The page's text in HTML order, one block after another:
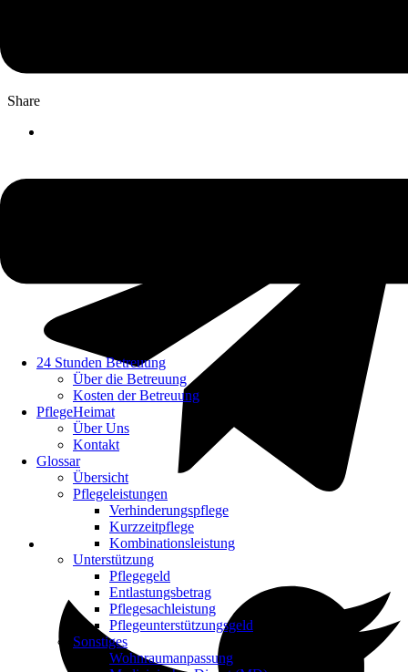
24 Stunden Betreuung
Über die Betreuung
Kosten der Betreuung
PflegeHeimat
Über Uns
Kontakt
Glossar
Übersicht
Pflegeleistungen
Verhinderungspflege
Kurzzeitpflege
Kombinationsleistung
Unterstützung
Pflegegeld
Entlastungsbetrag
Pflegesachleistung
Pflegeunterstützungsgeld
Sonstiges
Wohnraumanpassung
Share